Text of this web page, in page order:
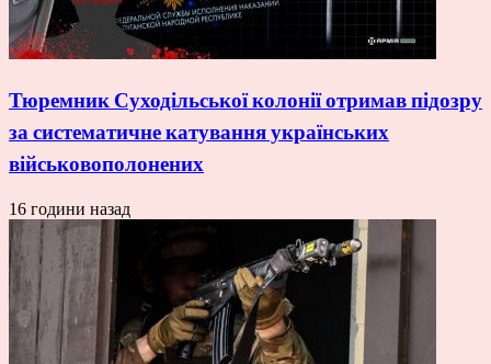
Тюремник Суходільської колонії отримав підозру
за систематичне катування українських
військовополонених
16 години назад